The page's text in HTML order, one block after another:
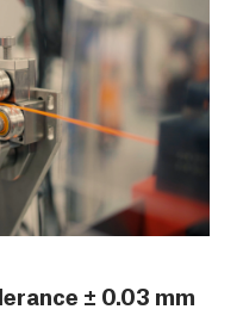
± 0.03 mm